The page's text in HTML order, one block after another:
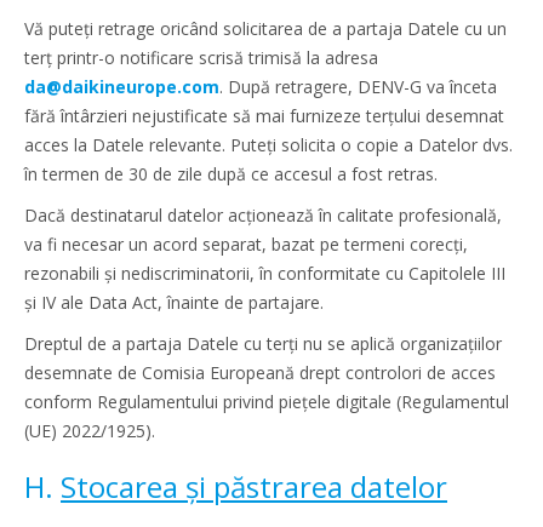
Vă puteți retrage oricând solicitarea de a partaja Datele cu un
terț printr-o notificare scrisă trimisă la adresa
da@daikineurope.com. După retragere, DENV-G va înceta
fără întârzieri nejustificate să mai furnizeze terțului desemnat
acces la Datele relevante. Puteți solicita o copie a Datelor dvs.
în termen de 30 de zile după ce accesul a fost retras.
Dacă destinatarul datelor acționează în calitate profesională,
va fi necesar un acord separat, bazat pe termeni corecți,
rezonabili și nediscriminatorii, în conformitate cu Capitolele III
și IV ale Data Act, înainte de partajare.
Dreptul de a partaja Datele cu terți nu se aplică organizațiilor
desemnate de Comisia Europeană drept controlori de acces
conform Regulamentului privind piețele digitale (Regulamentul
(UE) 2022/1925).
H. Stocarea și păstrarea datelor